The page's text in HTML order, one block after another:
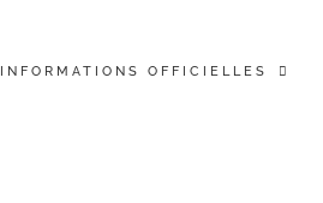
INFORMATIONS OFFICIELLES